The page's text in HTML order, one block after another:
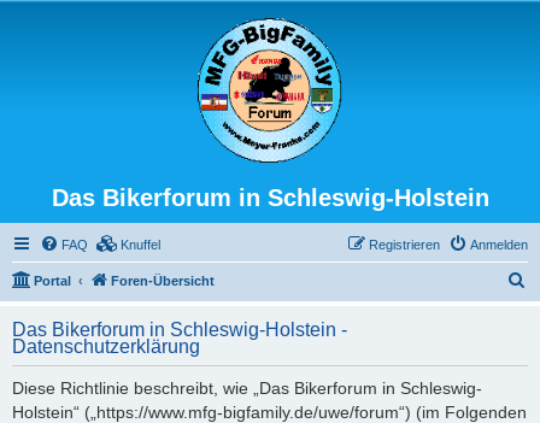
Das Bikerforum in Schleswig-Holstein
FAQ Knuffel Anmelden
Registrieren
Portal Foren-Übersicht
h
Das Bikerforum in Schleswig-Holstein -
Datenschutzerklärung
Diese Richtlinie beschreibt, wie „Das Bikerforum in Schleswig-
Holstein“ („https://www.mfg-bigfamily.de/uwe/forum“) (im Folgenden